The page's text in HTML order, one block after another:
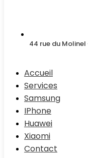
44 rue du
Accueil
Services
Samsung
IPhone
Huawei
Xiaomi
Contact